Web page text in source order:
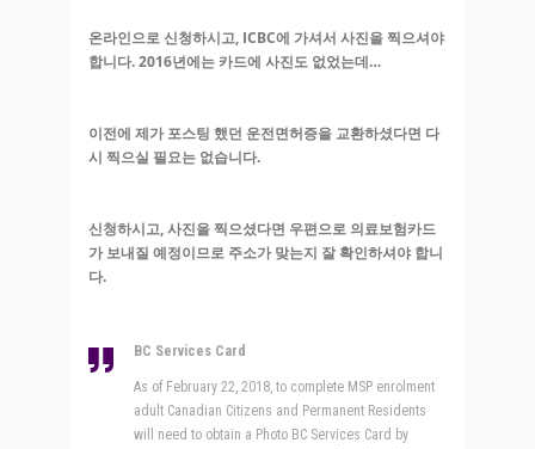
온라인으로 신청하시고, ICBC에 가셔서 사진을 찍으셔야
합니다. 2016년에는 카드에 사진도 없었는데…
이전에 제가 포스팅 했던 운전면허증을 교환하셨다면 다
시 찍으실 필요는 없습니다.
신청하시고, 사진을 찍으셨다면 우편으로 의료보험카드
가 보내질 예정이므로 주소가 맞는지 잘 확인하셔야 합니
다.
BC Services Card
As of February 22, 2018, to complete MSP enrolment
adult Canadian Citizens and Permanent Residents
will need to obtain a Photo BC Services Card by